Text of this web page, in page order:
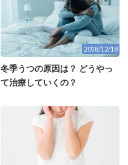
2018/12/18
冬季うつの原因は？ どうやっ
て治療していくの？